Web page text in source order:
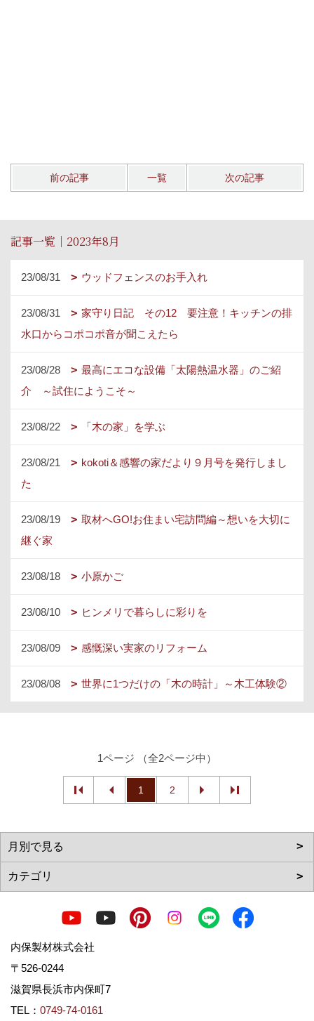
前の記事 一覧 次の記事
記事一覧｜2023年8月
23/08/31 ウッドフェンスのお手入れ
23/08/31
家守り日記 その12 要注意！キッチンの排
水口からコポコポ音が聞こえたら
23/08/28
最高にエコな設備「太陽熱温水器」のご紹
介 ～試住にようこそ～
23/08/22 「木の家」を学ぶ
23/08/21
kokoti＆感響の家だより９月号を発行しまし
た
23/08/19
取材へGO!お住まい宅訪問編～想いを大切に
継ぐ家
23/08/18 小原かご
23/08/10 ヒンメリで暮らしに彩りを
23/08/09 感慨深い実家のリフォーム
23/08/08 世界に1つだけの「木の時計」～木工体験②
1ページ （全2ページ中）
1 2
内保製材株式会社
〒526-0244
滋賀県長浜市内保町7
TEL： 0749-74-0161